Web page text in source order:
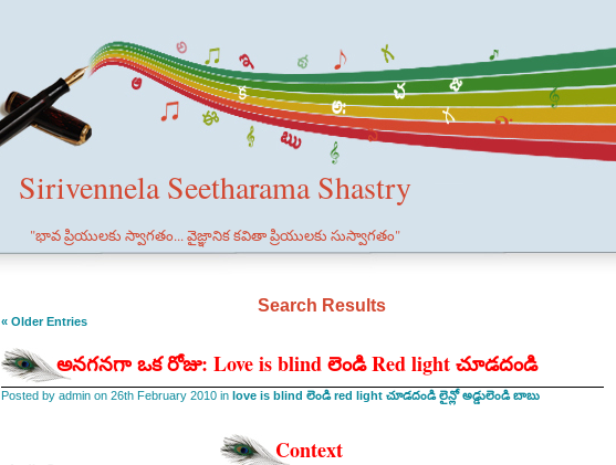
Sirivennela Seetharama Shastry
"భావ ప్రియులకు స్వాగతం... వైజ్ఞానిక కవితా ప్రియులకు సుస్వాగతం"
Search Results
« Older Entries
అనగనగా ఒక రోజు: Love is blind లెండి Red light చూడదండి
Posted by admin on 26th February 2010 in love is blind లెండి red light చూడదండి లైన్లో అడ్డులెండి బాబు
Context